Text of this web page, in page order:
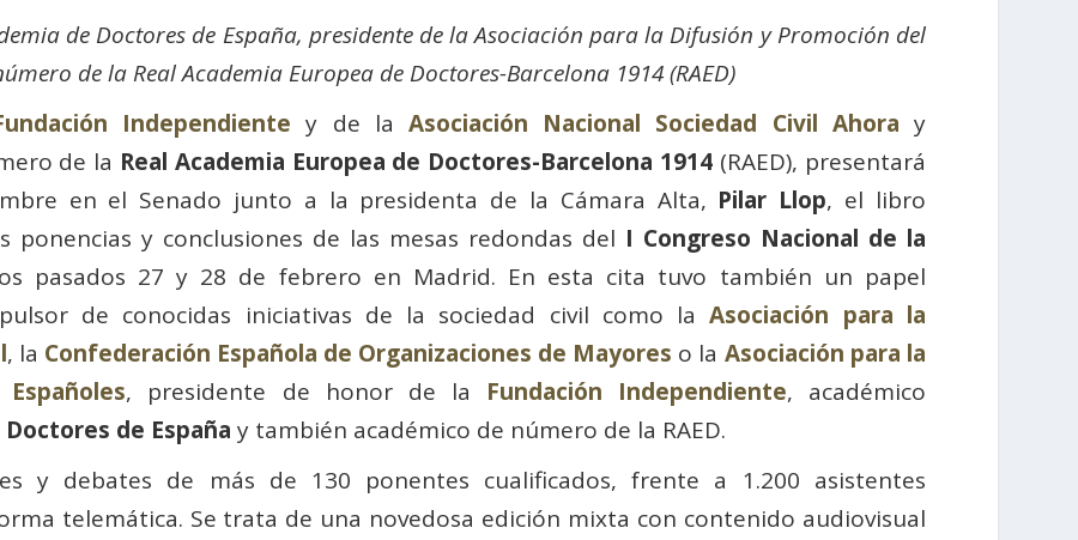
de Doctores de España, presidente de la Asociación para la Difusión y Promoción del
de la Real Academia Europea de Doctores-Barcelona 1914 (RAED)
Independiente y de la Asociación Nacional Sociedad Civil Ahora y
de la Real Academia Europea de Doctores-Barcelona 1914 (RAED), presentará
en el Senado junto a la presidenta de la Cámara Alta, Pilar Llop, el libro
ponencias y conclusiones de las mesas redondas del I Congreso Nacional de la
pasados 27 y 28 de febrero en Madrid. En esta cita tuvo también un papel
de conocidas iniciativas de la sociedad civil como laAsociación para la
, la Confederación Española de Organizaciones de Mayores o la Asociación para la
, presidente de honor de la Fundación Independiente, académico
de España y también académico de número de la RAED.
y debates de más de 130 ponentes cualificados, frente a 1.200 asistentes
telemática. Se trata de una novedosa edición mixta con contenido audiovisual